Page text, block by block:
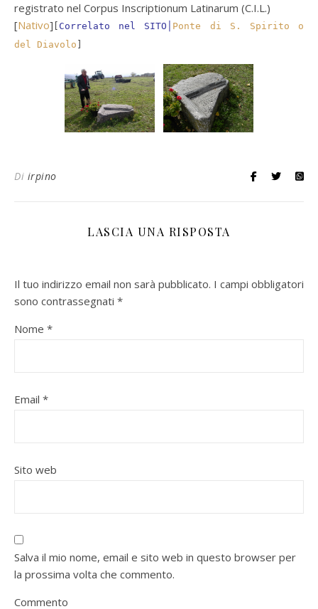
registrato nel Corpus Inscriptionum Latinarum (C.I.L.)
[Nativo] Correlato nel SITO│ Ponte di S. Spirito o
del Diavolo
Di irpino
LASCIA UNA RISPOSTA
Il tuo indirizzo email non sarà pubblicato. I campi obbligatori
sono contrassegnati *
Nome *
Email *
Sito web
Salva il mio nome, email e sito web in questo browser per
la prossima volta che commento.
Commento